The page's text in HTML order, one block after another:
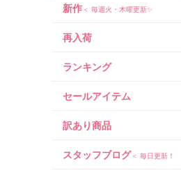
新作＜ 毎週火・木曜更新✨
再入荷
ランキング
セールアイテム
訳あり商品
スタッフブログ＜ 毎日更新！